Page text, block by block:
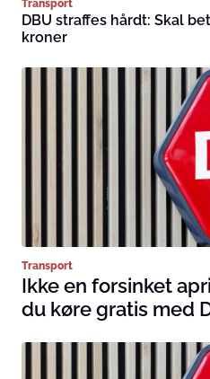
Transport
DBU straffes hårdt: Skal
kroner
Transport
Ikke en forsinket
du køre gratis med